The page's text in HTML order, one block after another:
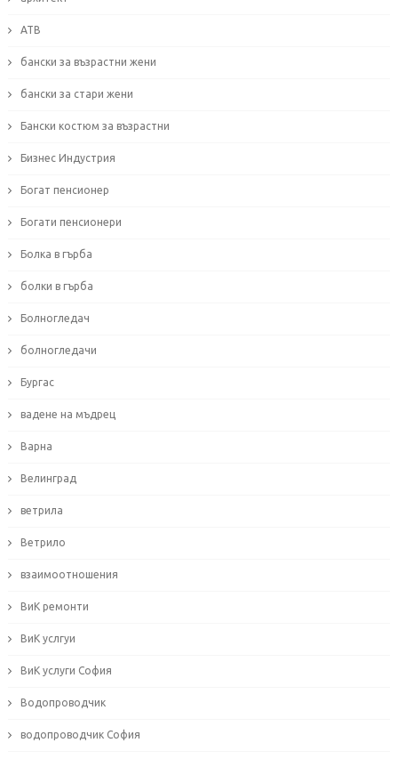
АТВ
бански за възрастни жени
бански за стари жени
Бански костюм за възрастни
Бизнес Индустрия
Богат пенсионер
Богати пенсионери
Болка в гърба
болки в гърба
Болногледач
болногледачи
Бургас
вадене на мъдрец
Варна
Велинград
ветрила
Ветрило
взаимоотношения
ВиК ремонти
ВиК услгуи
ВиК услуги София
Водопроводчик
водопроводчик София